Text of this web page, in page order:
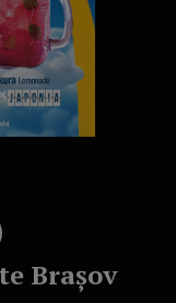
Brașov